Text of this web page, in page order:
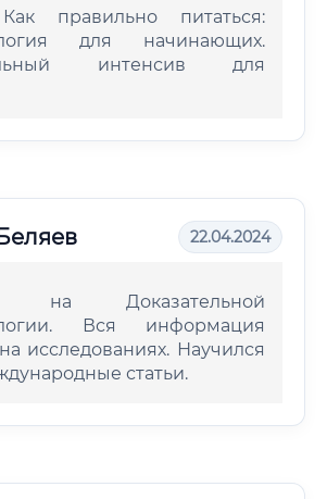
правильно питаться:
для начинающих.
интенсив для
22.04.2024
на Доказательной
Вся информация
исследованиях. Научился
статьи.